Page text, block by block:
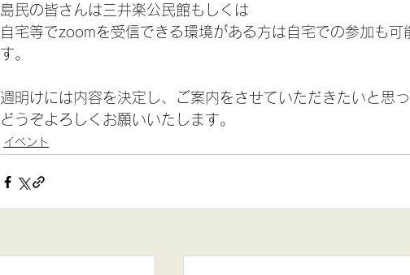
島民の皆さんは三井楽公民館もしくは
自宅等でzoomを受信できる環境がある方は自宅での参加も可
す。
週明けには内容を決定し、ご案内をさせていただきたいと思っ
どうぞよろしくお願いいたします。
イベント